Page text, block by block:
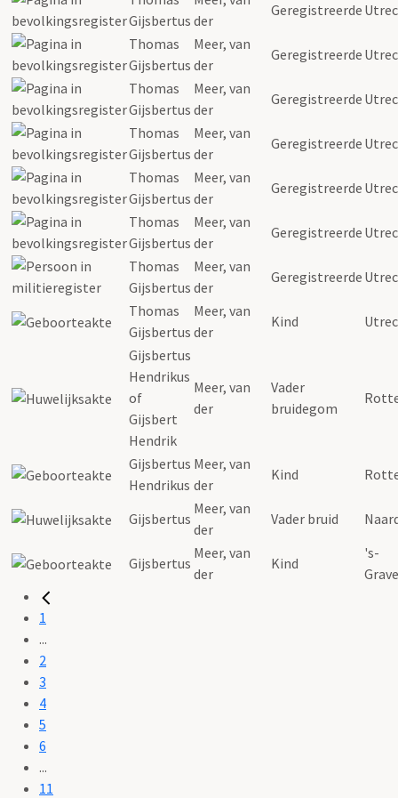
Gijsbertus der
Geregistreerde
Thomas
Gijsbertus
Meer, van
der
Geregistreerde
Thomas
Gijsbertus
Meer, van
der
Geregistreerde
Thomas
Gijsbertus
Meer, van
der
Geregistreerde
Thomas
Gijsbertus
Meer, van
der
Geregistreerde
Thomas
Gijsbertus
Meer, van
der
Geregistreerde
Thomas
Gijsbertus
Meer, van
der
Geregistreerde
Thomas
Gijsbertus
Meer, van
der
Kind
Gijsbertus
Hendrikus
of
Gijsbert
Hendrik
Meer, van
der
Vader
bruidegom
Gijsbertus
Hendrikus
Meer, van
der
Kind
Gijsbertus
Meer, van
der
Vader bruid
Gijsbertus
Meer, van
der
Kind
's-
1
...
2
3
4
5
6
...
11